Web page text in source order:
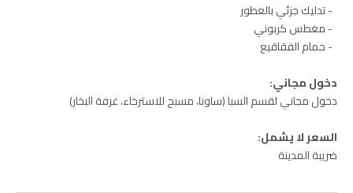
- تدليك جزئي بالعطور
- مغطس كربوني
- حمام الفقاقيع
دخول مجاني:
دخول مجاني لقسم السبا (ساونا، مسبح للاسترخاء، غرفة البخار)
السعر لا يشمل:
ضريبة المدينة